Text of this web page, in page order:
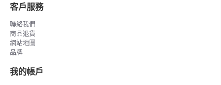
客戶服務
聯絡我們
商品退貨
網站地圖
品牌
我的帳戶